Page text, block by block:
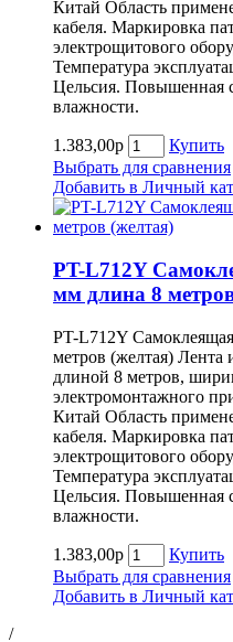
Китай Область
кабеля. Маркировка
электрощитового
Температура
Цельсия. Повышенная
влажности.
1.383,00р
Купить
Выбрать для сравнения
Добавить в Личный
PT-L712Y
мм длина 8
PT-L712Y
метров (желтая)
длиной 8 метров,
электромонтажного
Китай Область
кабеля. Маркировка
электрощитового
Температура
Цельсия. Повышенная
влажности.
1.383,00р
Купить
Выбрать для сравнения
Добавить в Личный
/